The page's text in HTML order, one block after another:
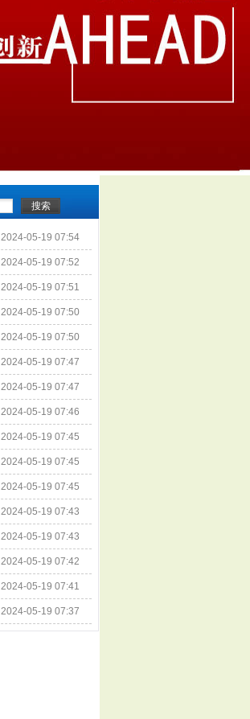
2024-05-19 07:54
2024-05-19 07:52
2024-05-19 07:51
2024-05-19 07:50
2024-05-19 07:50
2024-05-19 07:47
2024-05-19 07:47
2024-05-19 07:46
2024-05-19 07:45
2024-05-19 07:45
2024-05-19 07:45
2024-05-19 07:43
2024-05-19 07:43
2024-05-19 07:42
2024-05-19 07:41
2024-05-19 07:37